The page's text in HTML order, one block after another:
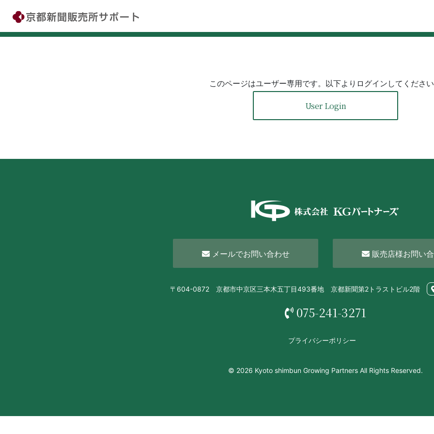
content
このページはユーザー専用です。以下よりログインしてくださ
User Login
メールでお問い合わせ 販売店様お問い
〒604-0872 京都市中京区三本木五丁目493番地 京都新聞第2トラストビル2階
075-241-3271
プライバシーポリシー
© 2026 Kyoto shimbun Growing Partners All Rights Reserved.